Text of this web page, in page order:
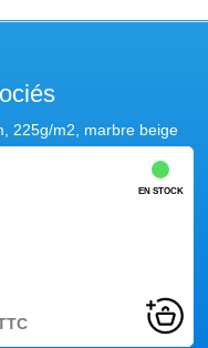
225g/m2, marbre beige
EN STOCK